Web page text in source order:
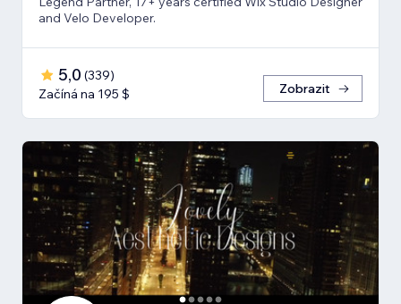
and Velo Developer.
5,0 (339)
Začíná na 195 $
Zobrazit